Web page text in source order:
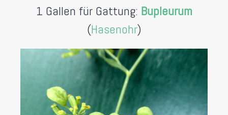
1 Gallen für Gattung: Bupleurum
(Hasenohr)